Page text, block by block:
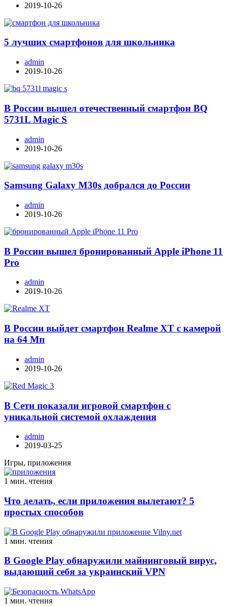
2019-10-26
5 лучших смартфонов для школьника
admin
2019-10-26
В России вышел отечественный смартфон BQ
5731L Magic S
admin
2019-10-26
Samsung Galaxy M30s добрался до России
admin
2019-10-26
В России вышел бронированный Apple iPhone 11
Pro
admin
2019-10-26
В России выйдет смартфон Realme XT с камерой
на 64 Мп
admin
2019-10-26
В Сети показали игровой смартфон с
уникальной системой охлаждения
admin
2019-03-25
Игры, приложения
1 мин. чтения
Что делать, если приложения вылетают? 5
простых способов
1 мин. чтения
В Google Play обнаружили майнинговый вирус,
выдающий себя за украинский VPN
1 мин. чтения